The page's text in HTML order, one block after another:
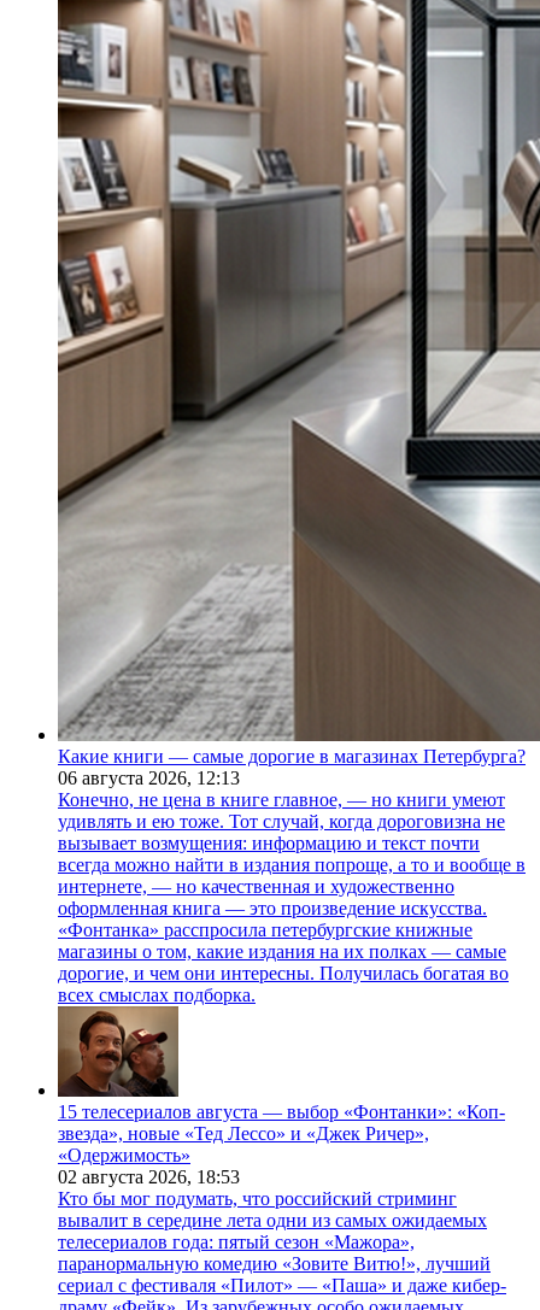
Какие книги — самые дорогие в магазинах Петербурга?
06 августа 2026, 12:13
Конечно, не цена в книге главное, — но книги умеют
удивлять и ею тоже. Тот случай, когда дороговизна не
вызывает возмущения: информацию и текст почти
всегда можно найти в издания попроще, а то и вообще в
интернете, — но качественная и художественно
оформленная книга — это произведение искусства.
«Фонтанка» расспросила петербургские книжные
магазины о том, какие издания на их полках — самые
дорогие, и чем они интересны. Получилась богатая во
всех смыслах подборка.
15 телесериалов августа — выбор «Фонтанки»: «Коп-
звезда», новые «Тед Лессо» и «Джек Ричер»,
«Одержимость»
02 августа 2026, 18:53
Кто бы мог подумать, что российский стриминг
вывалит в середине лета одни из самых ожидаемых
телесериалов года: пятый сезон «Мажора»,
паранормальную комедию «Зовите Витю!», лучший
сериал с фестиваля «Пилот» — «Паша» и даже кибер-